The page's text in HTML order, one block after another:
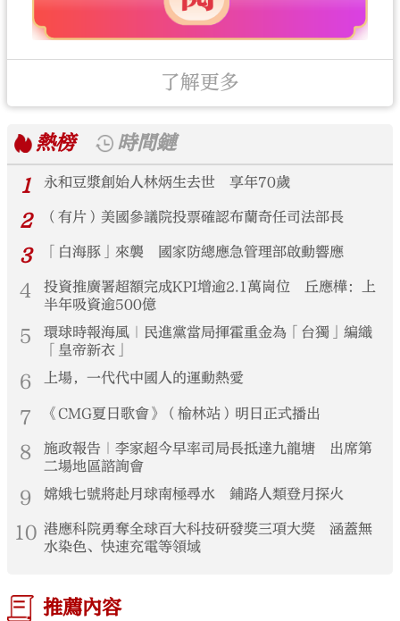
了解更多
熱榜
時間鏈
1
永和豆漿創始人林炳生去世 享年70歲
2 （有片）美國參議院投票確認布蘭奇任司法部長
3 「白海豚」來襲 國家防總應急管理部啟動響應
4
投資推廣署超額完成KPI增逾2.1萬崗位 丘應樺：上
半年吸資逾500億
5
環球時報海風｜民進黨當局揮霍重金為「台獨」編織
「皇帝新衣」
6 上場，一代代中國人的運動熱愛
7 《CMG夏日歌會》（榆林站）明日正式播出
8
施政報告｜李家超今早率司局長抵達九龍塘 出席第
二場地區諮詢會
9 嫦娥七號將赴月球南極尋水 鋪路人類登月探火
10 港應科院勇奪全球百大科技研發獎三項大獎 涵蓋無
水染色、快速充電等領域
推薦內容